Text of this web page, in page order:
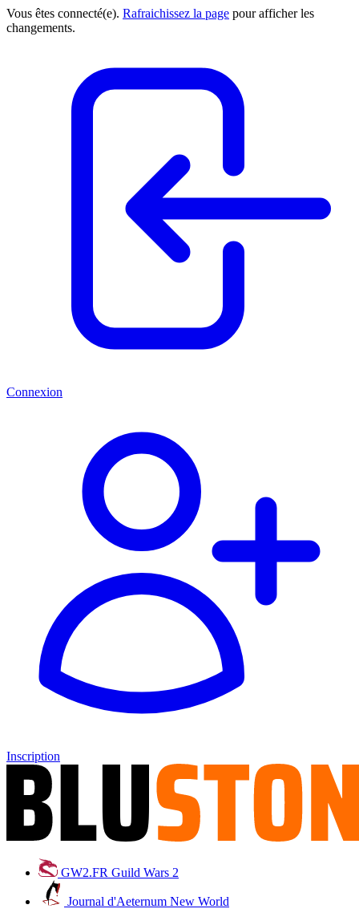
Vous êtes connecté(e). Rafraichissez la page pour afficher les
changements.
Connexion
Inscription
GW2.FR Guild Wars 2
Journal d'Aeternum New World